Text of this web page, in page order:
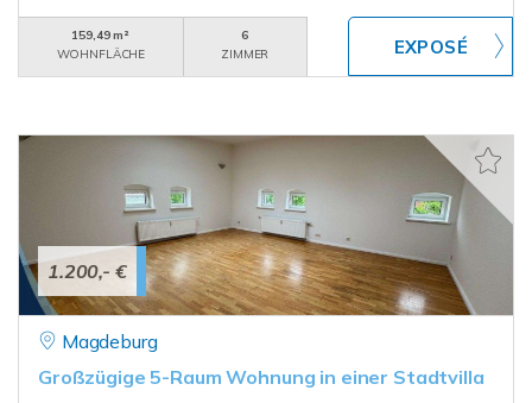
159,49 m²
WOHNFLÄCHE
6
ZIMMER
1.200,- €
Magdeburg
Großzügige 5-Raum Wohnung in einer Stadtvilla